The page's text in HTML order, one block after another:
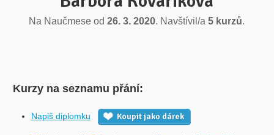
Na Naučmese od26. 3. 2020. Navštívil/a5 kurzů.
Kurzy na seznamu přání:
Napiš diplomku Koupit jako dárek